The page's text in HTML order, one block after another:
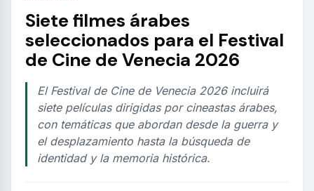
Siete filmes árabes
seleccionados para el Festival
de Cine de Venecia 2026
El Festival de Cine de Venecia 2026 incluirá
siete películas dirigidas por cineastas árabes,
con temáticas que abordan desde la guerra y
el desplazamiento hasta la búsqueda de
identidad y la memoria histórica.